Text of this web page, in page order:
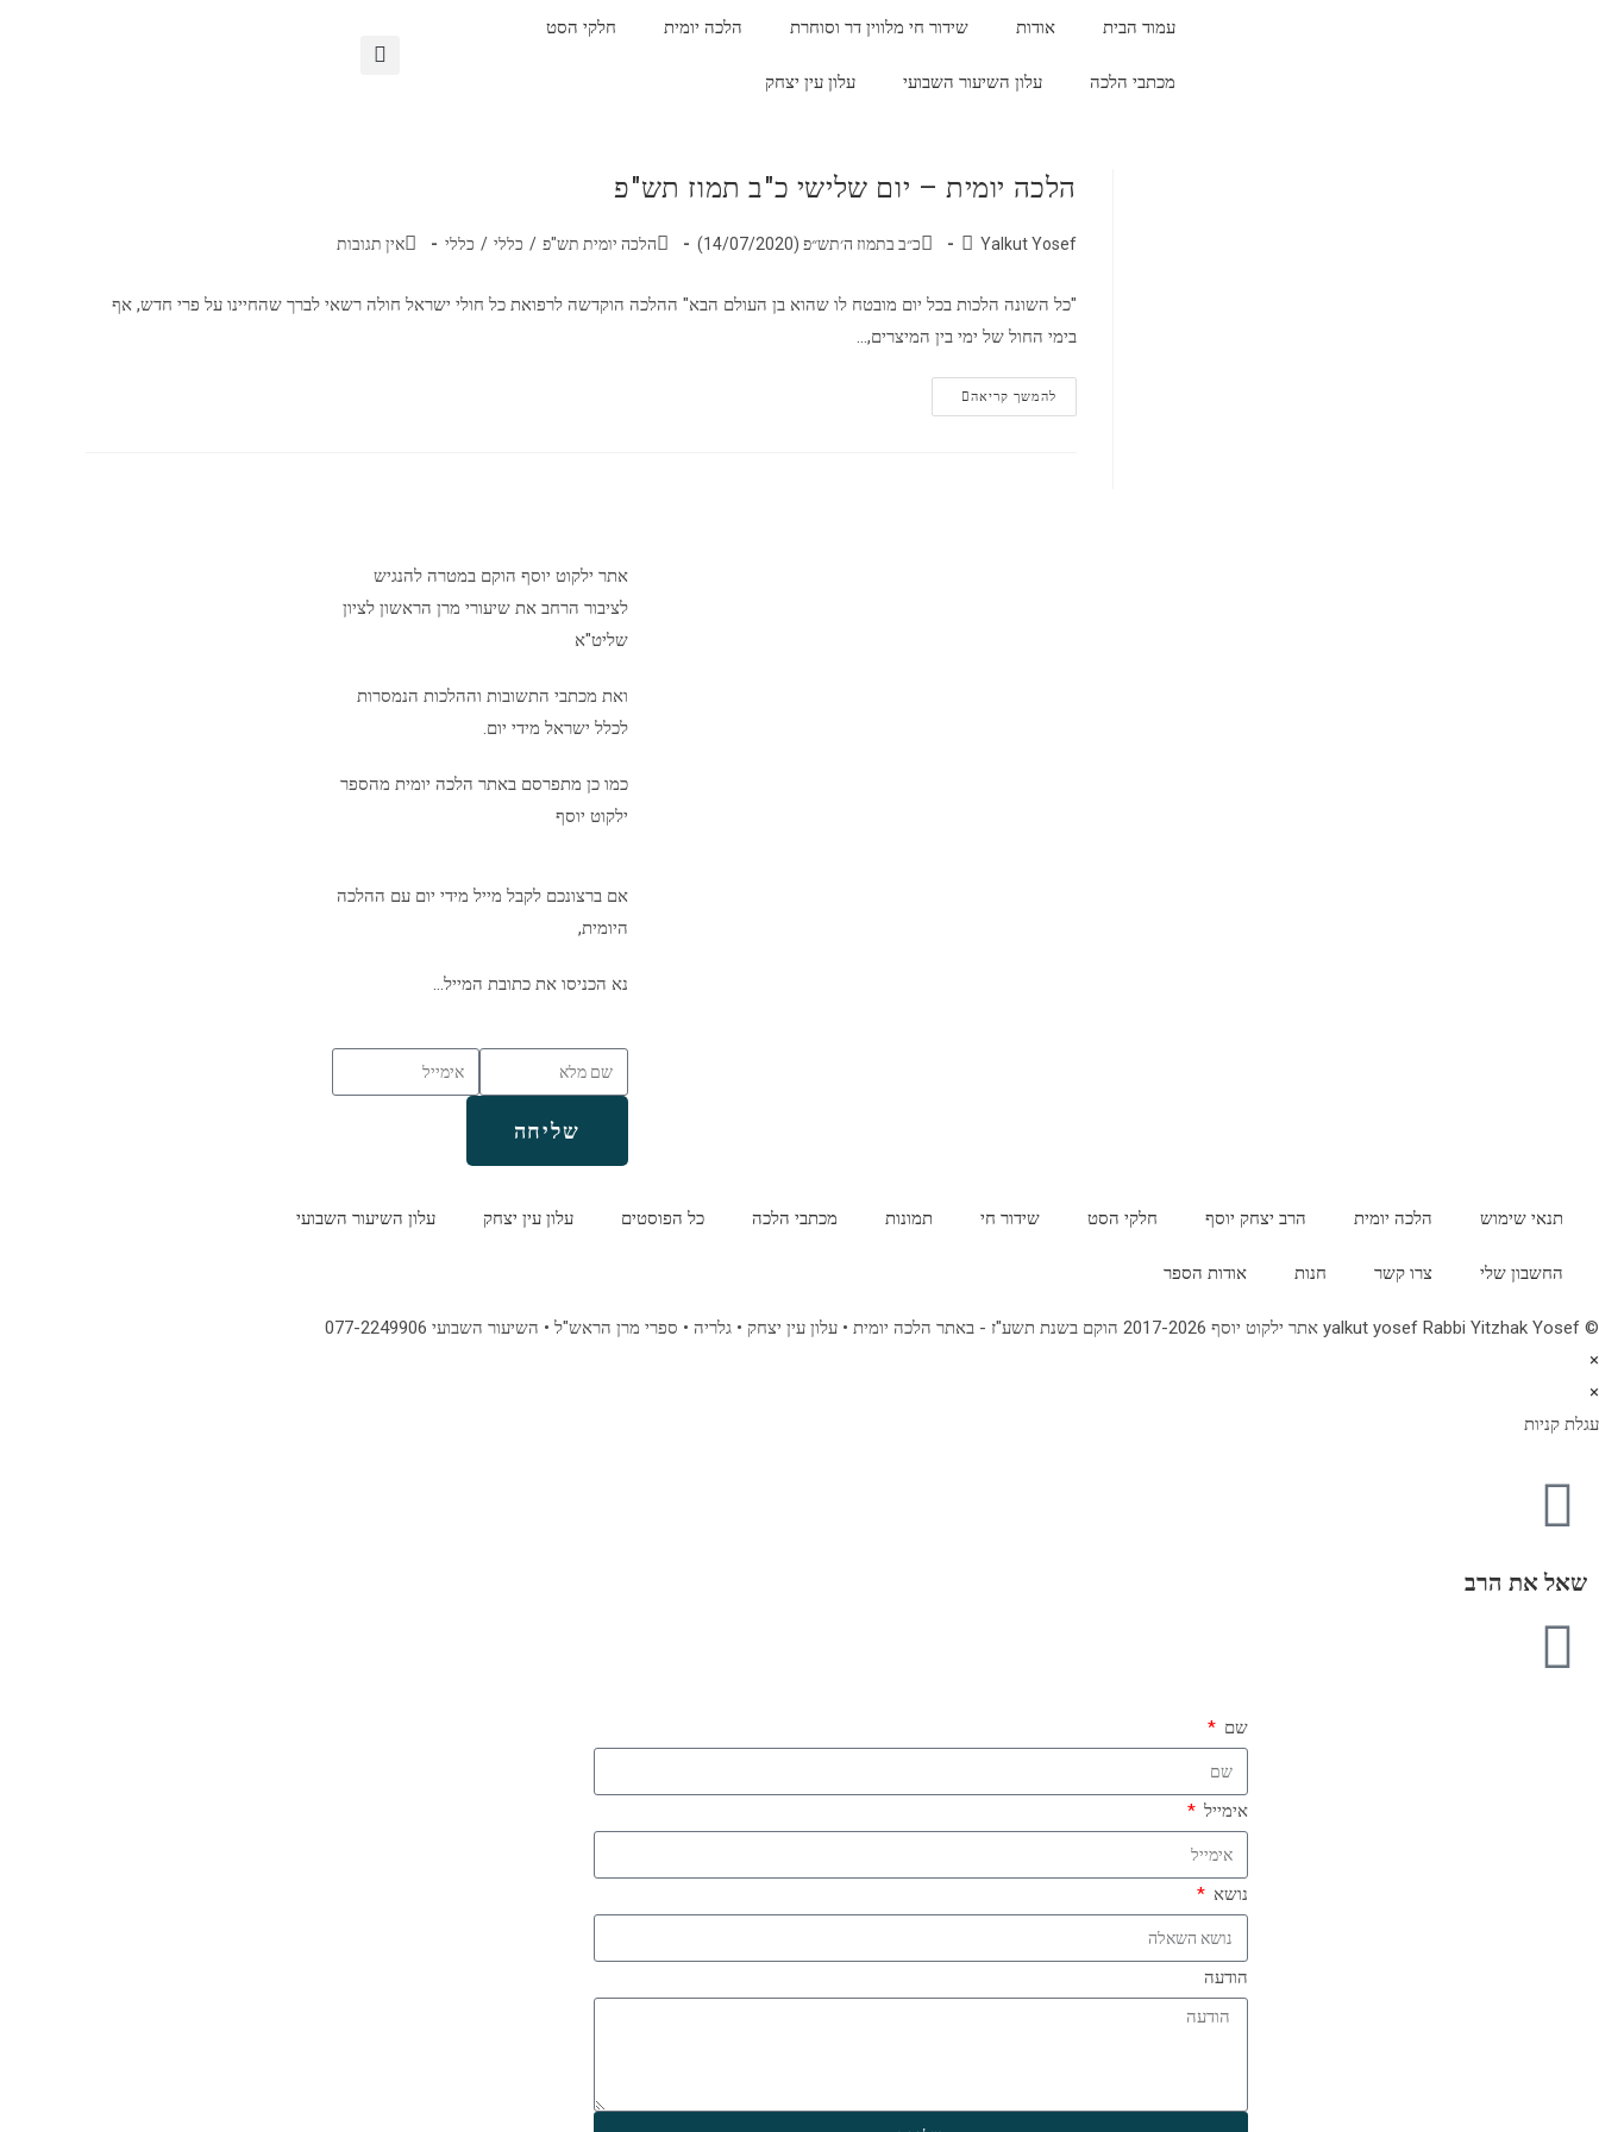
עמוד הבית אודות שידור חי מלווין דר וסוחרת הלכה יומית חלקי הסט
מכתבי הלכה עלון השיעור השבועי עלון עין יצחק
הלכה יומית – יום שלישי כ"ב תמוז תש"פ
Yalkut Yosef כ״ב בתמוז ה׳תש״פ (14/07/2020) הלכה יומית תש"פ / כללי / כללי אין תגובות
"כל השונה הלכות בכל יום מובטח לו שהוא בן העולם הבא" ההלכה הוקדשה לרפואת כל חולי ישראל חולה רשאי לברך שהחיינו על פרי חדש, אף
בימי החול של ימי בין המיצרים,…
להמשך קריאה
אתר ילקוט יוסף הוקם במטרה להנגיש
לציבור הרחב את שיעורי מרן הראשון לציון
שליט"א
ואת מכתבי התשובות וההלכות הנמסרות
לכלל ישראל מידי יום.
כמו כן מתפרסם באתר הלכה יומית מהספר
ילקוט יוסף
אם ברצונכם לקבל מייל מידי יום עם ההלכה
היומית,
נא הכניסו את כתובת המייל…
שליחה
תנאי שימוש הלכה יומית הרב יצחק יוסף חלקי הסט שידור חי תמונות מכתבי הלכה כל הפוסטים עלון עין יצחק עלון השיעור השבועי
החשבון שלי צרו קשר חנות אודות הספר
© yalkut yosef Rabbi Yitzhak Yosef אתר ילקוט יוסף 2017-2026 הוקם בשנת תשע"ז - באתר הלכה יומית • עלון עין יצחק • גלריה • ספרי מרן הראש"ל • השיעור השבועי 077-2249906
×
×
עגלת קניות
שאל את הרב
שם
אימייל
נושא
הודעה